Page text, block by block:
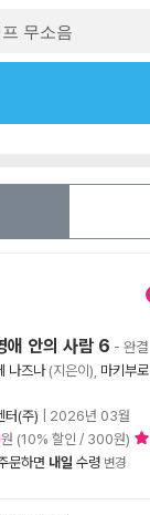
애 안의 사람 6 - 완결
나즈나(지은이), 마키부로
터(주)
2026년 03월
원 (10% 할인 / 300원)
문하면 내일 수령 변경